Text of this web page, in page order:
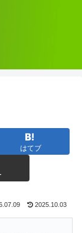
はてブ
2025.10.03